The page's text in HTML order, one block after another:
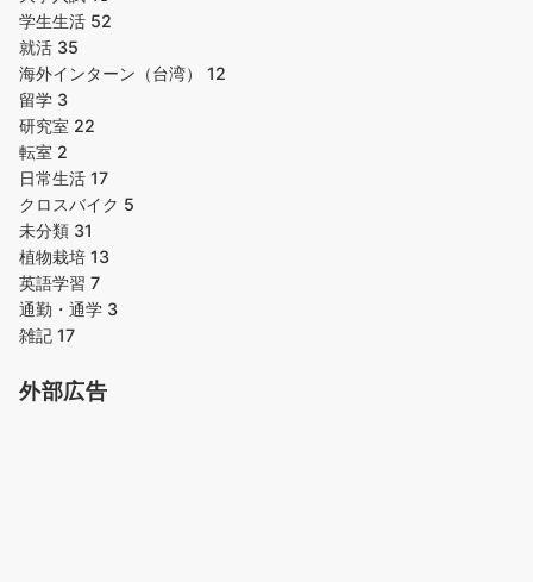
学生生活 52
就活 35
海外インターン（台湾） 12
留学 3
研究室 22
転室 2
日常生活 17
クロスバイク 5
未分類 31
植物栽培 13
英語学習 7
通勤・通学 3
雑記 17
外部広告